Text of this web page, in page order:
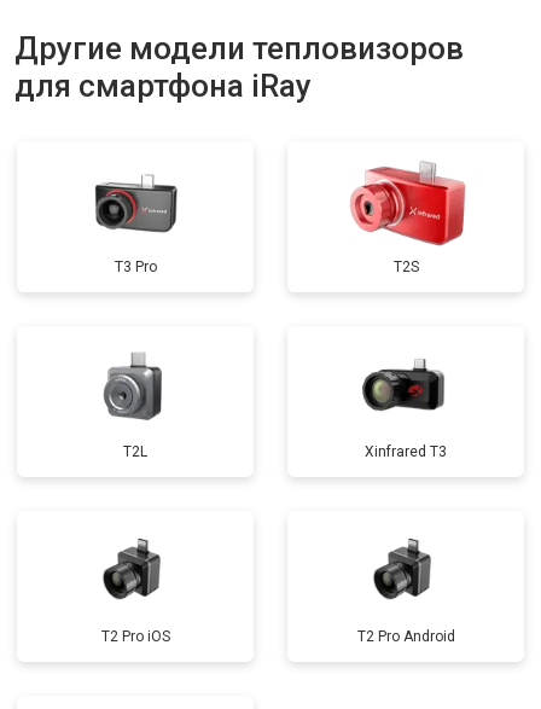
Другие модели тепловизоров
для смартфона iRay
T3 Pro T2S
T2L Xinfrared T3
T2 Pro iOS T2 Pro Android